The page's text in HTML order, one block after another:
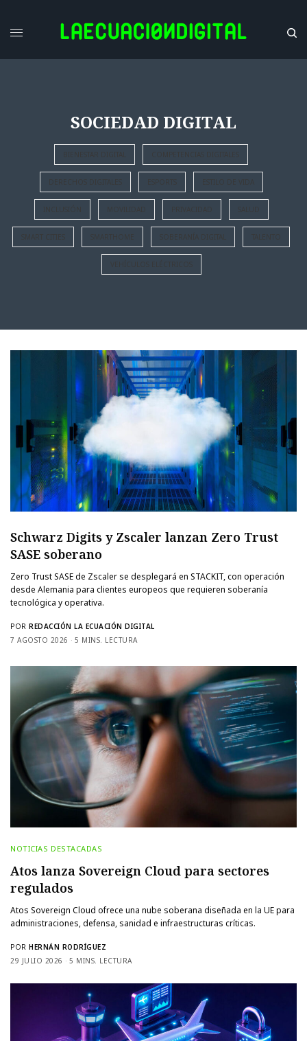
SOCIEDAD DIGITAL
Schwarz Digits y Zscaler lanzan Zero Trust
SASE soberano
Zero Trust SASE de Zscaler se desplegará en STACKIT, con operación
desde Alemania para clientes europeos que requieren soberanía
tecnológica y operativa.
POR REDACCIÓN LA ECUACIÓN DIGITAL
7 AGOSTO 2026
5 MINS. LECTURA
NOTICIAS DESTACADAS
Atos lanza Sovereign Cloud para sectores
regulados
Atos Sovereign Cloud ofrece una nube soberana diseñada en la UE para
administraciones, defensa, sanidad e infraestructuras críticas.
POR HERNÁN RODRÍGUEZ
29 JULIO 2026
5 MINS. LECTURA